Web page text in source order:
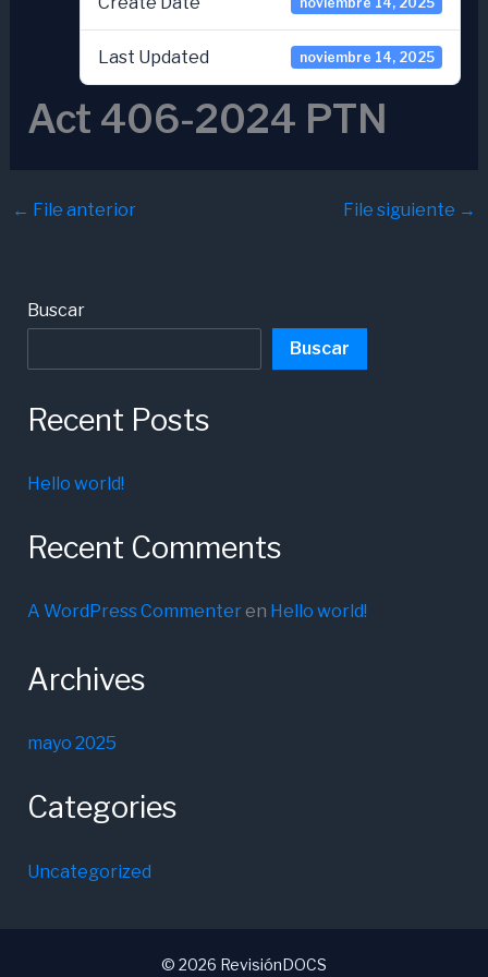
Last Updated noviembre 14, 2025
Act 406-2024 PTN
← File anterior File siguiente →
Buscar
Buscar
Recent Posts
Hello world!
Recent Comments
A WordPress Commenteren Hello world!
Archives
mayo 2025
Categories
Uncategorized
© 2026 RevisiónDOCS